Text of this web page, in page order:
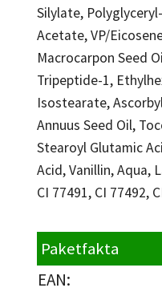
Silylate,
Acetate, VP/
Macrocarpon Seed
Tripeptide-1,
Isostearate,
Annuus Seed Oil,
Stearoyl Glutamic
Acid, Vanillin, Aqua,
CI 77491, CI 77492,
Paketfakta
EAN: